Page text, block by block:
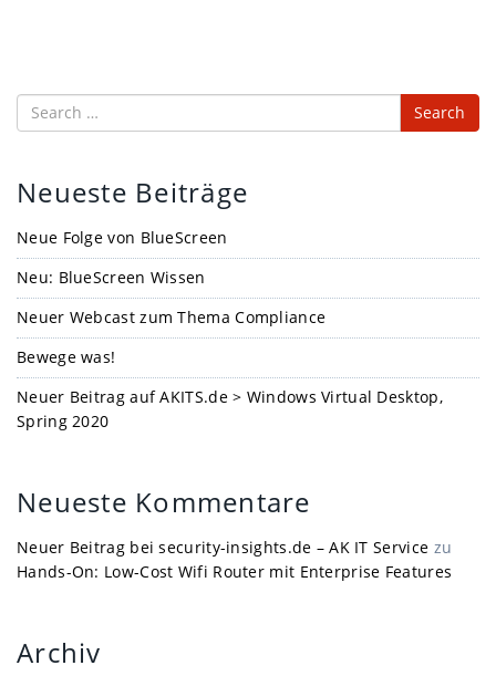
Search
Neueste Beiträge
Neue Folge von BlueScreen
Neu: BlueScreen Wissen
Neuer Webcast zum Thema Compliance
Bewege was!
Neuer Beitrag auf AKITS.de > Windows Virtual Desktop,
Spring 2020
Neueste Kommentare
Neuer Beitrag bei security-insights.de – AK IT Service zu
Hands-On: Low-Cost Wifi Router mit Enterprise Features
Archiv